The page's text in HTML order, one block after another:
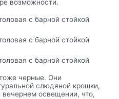
возможности.
черные. Они
слюдяной крошки,
вечернем освещении, что,